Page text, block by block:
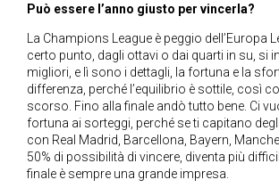
Può essere l’anno giusto per vincerla?
La Champions League è peggio dell’Europa
certo punto, dagli ottavi o dai quarti in su, si
migliori, e lì sono i dettagli, la fortuna e la
differenza, perché l’equilibrio è sottile, così
scorso. Fino alla finale andò tutto bene. Ci
fortuna ai sorteggi, perché se ti capitano
con Real Madrid, Barcellona, Bayern,
50% di possibilità di vincere, diventa più
finale è sempre una grande impresa.